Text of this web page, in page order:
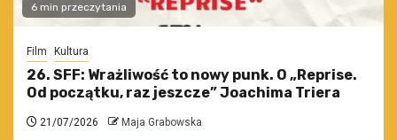
6 min przeczytania
Film Kultura
26. SFF: Wrażliwość to nowy punk. O „Reprise.
Od początku, raz jeszcze” Joachima Triera
21/07/2026 Maja Grabowska